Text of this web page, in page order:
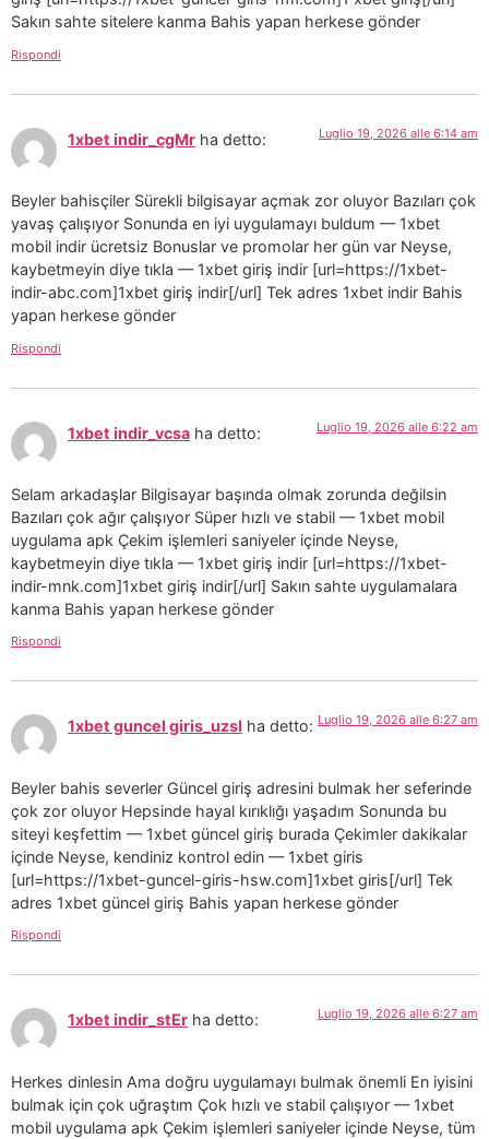
Sakın sahte sitelere kanma Bahis yapan herkese gönder
Rispondi
1xbet indir_cgMr ha detto: Luglio 19, 2026 alle 6:14 am
Beyler bahisçiler Sürekli bilgisayar açmak zor oluyor Bazıları çok
yavaş çalışıyor Sonunda en iyi uygulamayı buldum — 1xbet
mobil indir ücretsiz Bonuslar ve promolar her gün var Neyse,
kaybetmeyin diye tıkla — 1xbet giriş indir [url=https://1xbet-
indir-abc.com]1xbet giriş indir[/url] Tek adres 1xbet indir Bahis
yapan herkese gönder
Rispondi
1xbet indir_vcsa ha detto: Luglio 19, 2026 alle 6:22 am
Selam arkadaşlar Bilgisayar başında olmak zorunda değilsin
Bazıları çok ağır çalışıyor Süper hızlı ve stabil — 1xbet mobil
uygulama apk Çekim işlemleri saniyeler içinde Neyse,
kaybetmeyin diye tıkla — 1xbet giriş indir [url=https://1xbet-
indir-mnk.com]1xbet giriş indir[/url] Sakın sahte uygulamalara
kanma Bahis yapan herkese gönder
Rispondi
1xbet guncel giris_uzsl ha detto: Luglio 19, 2026 alle 6:27 am
Beyler bahis severler Güncel giriş adresini bulmak her seferinde
çok zor oluyor Hepsinde hayal kırıklığı yaşadım Sonunda bu
siteyi keşfettim — 1xbet güncel giriş burada Çekimler dakikalar
içinde Neyse, kendiniz kontrol edin — 1xbet giris
[url=https://1xbet-guncel-giris-hsw.com]1xbet giris[/url] Tek
adres 1xbet güncel giriş Bahis yapan herkese gönder
Rispondi
1xbet indir_stEr ha detto: Luglio 19, 2026 alle 6:27 am
Herkes dinlesin Ama doğru uygulamayı bulmak önemli En iyisini
bulmak için çok uğraştım Çok hızlı ve stabil çalışıyor — 1xbet
mobil uygulama apk Çekim işlemleri saniyeler içinde Neyse, tüm